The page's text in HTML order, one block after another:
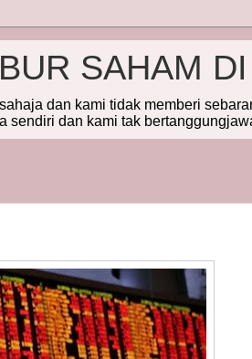
SAHAM
dan kami tidak memberi
sendiri dan kami tak